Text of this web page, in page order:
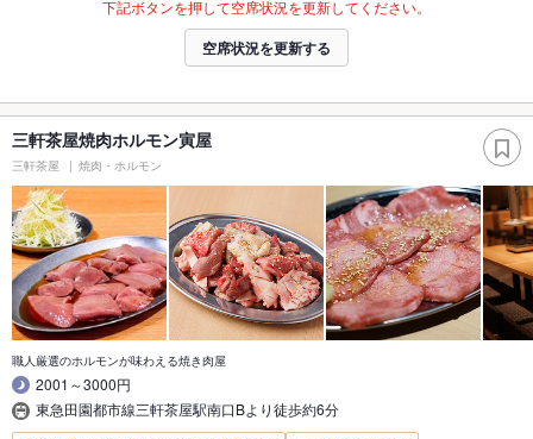
下記ボタンを押して空席状況を更新してください。
空席状況を更新する
三軒茶屋焼肉ホルモン寅屋
三軒茶屋 焼肉・ホルモン
職人厳選のホルモンが味わえる焼き肉屋
2001～3000円
東急田園都市線三軒茶屋駅南口Bより徒歩約6分